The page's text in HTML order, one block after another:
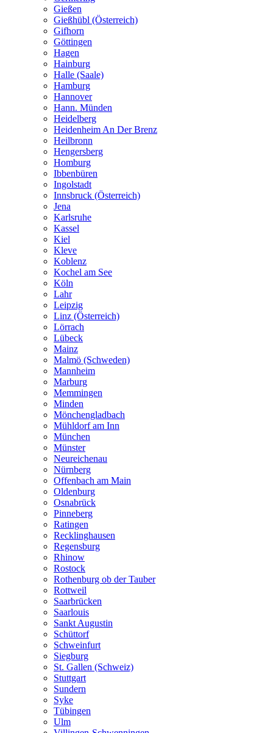
Gießen
Gießhübl (Österreich)
Gifhorn
Göttingen
Hagen
Hainburg
Halle (Saale)
Hamburg
Hannover
Hann. Münden
Heidelberg
Heidenheim An Der Brenz
Heilbronn
Hengersberg
Homburg
Ibbenbüren
Ingolstadt
Innsbruck (Österreich)
Jena
Karlsruhe
Kassel
Kiel
Kleve
Koblenz
Kochel am See
Köln
Lahr
Leipzig
Linz (Österreich)
Lörrach
Lübeck
Mainz
Malmö (Schweden)
Mannheim
Marburg
Memmingen
Minden
Mönchengladbach
Mühldorf am Inn
München
Münster
Neureichenau
Nürnberg
Offenbach am Main
Oldenburg
Osnabrück
Pinneberg
Ratingen
Recklinghausen
Regensburg
Rhinow
Rostock
Rothenburg ob der Tauber
Rottweil
Saarbrücken
Saarlouis
Sankt Augustin
Schüttorf
Schweinfurt
Siegburg
St. Gallen (Schweiz)
Stuttgart
Sundern
Syke
Tübingen
Ulm